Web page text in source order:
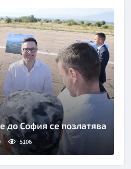
до София се позлатява
5106